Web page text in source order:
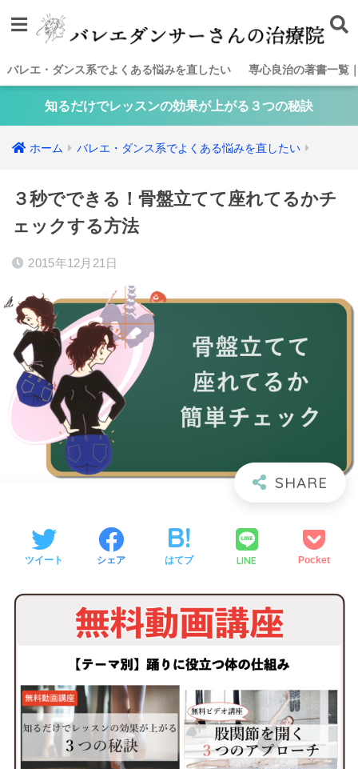
バレエ・ダンス系でよくある悩みを直したい 専心良治の著書一覧
知るだけでレッスンの効果が上がる３つの秘訣
ホーム バレエ・ダンス系でよくある悩みを直したい
３秒でできる！骨盤立てて座れてるかチ
ェックする方法
2015年12月21日
ツイート シェア はてブ LINE Pocket